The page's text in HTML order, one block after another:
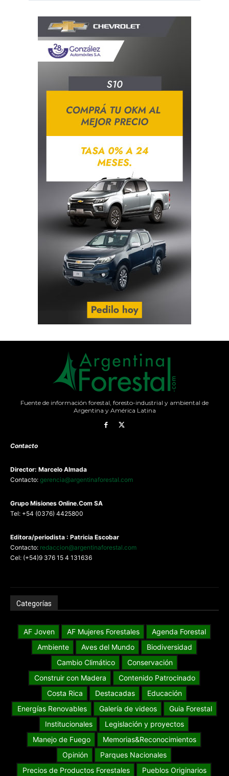
Fuente de información forestal, foresto-industrial y ambiental de
Argentina y América Latina
Contacto
Director: Marcelo Almada
Contacto: gerencia@argentinaforestal.com
Grupo Misiones Online.Com SA
Tel: +54 (0376) 4425800
Editora/periodista : Patricia Escobar
Contacto: redaccion@argentinaforestal.com
Cel: (+54)9 376 15 4 131636
Categorías
AF Joven AF Mujeres Forestales
Agenda Forestal
Ambiente
Aves del Mundo
Biodiversidad
Cambio Climático
Conservación
Construir con Madera
Contenido Patrocinado
Costa Rica
Destacadas
Educación
Energías Renovables
Galería de videos
Guia Forestal
Institucionales
Legislación y proyectos
Manejo de Fuego
Memorias&Reconocimientos
Opinión
Parques Nacionales
Precios de Productos Forestales
Pueblos Originarios